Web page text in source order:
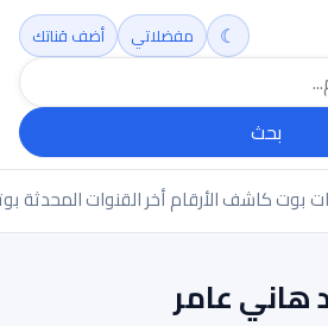
بحث
☾ مفضلاتي أضف قناتك
بوت كاشف الأرقامأخر القنوات المحدثة
هاني عامر